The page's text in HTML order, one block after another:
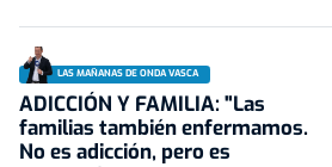
LAS MAÑANAS DE ONDA VASCA
ADICCIÓN Y FAMILIA: "Las
familias también enfermamos.
No es adicción, pero es